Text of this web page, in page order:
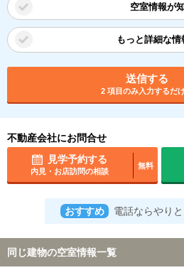
空室情報が
もっと詳細な
送信する
2 項目のみ入力するだ
不動産会社にお問合せ
見学予約する
内見・お店訪問の相談
無料
おすすめ 電話ならやり
同じ建物の空室情報一覧